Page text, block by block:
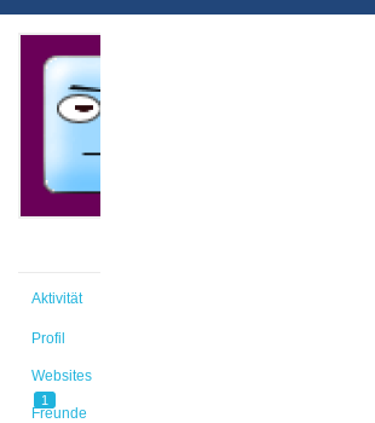
Aktivität
Profil
Websites
1
Freunde